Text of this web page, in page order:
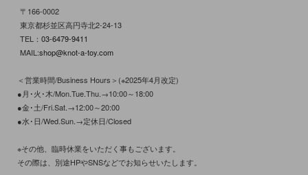
〒166-0002
東京都杉並区高円寺北2-24-13
TEL： 03-6479-9411
MAIL:shop@knot-a-toy.com
＜営業時間/Business Hours＞(※2025年4月改定)
●月･火･木/Mon.Tue.Thu.→10:00～18:00
●金･土/Fri.Sat.→12:00～20:00
●水･日/Wed.Sun.→定休日/Closed
※その他、臨時休業をいただく事もございます。
その際は、別途HPやSNSなどでお知らせいたします。